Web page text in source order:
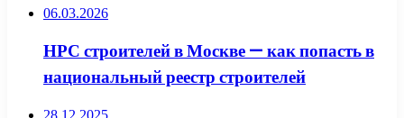
06.03.2026
НРС строителей в Москве — как попасть в
национальный реестр строителей
28.12.2025